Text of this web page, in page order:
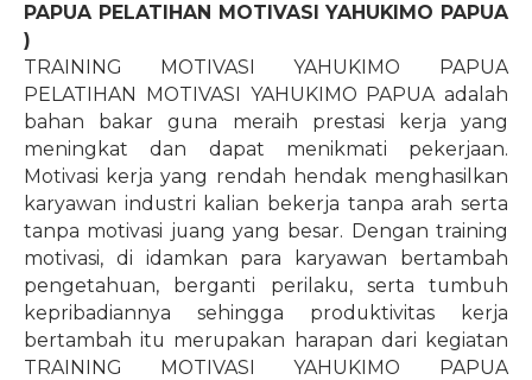
PAPUA PELATIHAN MOTIVASI YAHUKIMO PAPUA
)
TRAINING MOTIVASI YAHUKIMO PAPUA
PELATIHAN MOTIVASI YAHUKIMO PAPUA adalah
bahan bakar guna meraih prestasi kerja yang
meningkat dan dapat menikmati pekerjaan.
Motivasi kerja yang rendah hendak menghasilkan
karyawan industri kalian bekerja tanpa arah serta
tanpa motivasi juang yang besar. Dengan training
motivasi, di idamkan para karyawan bertambah
pengetahuan, berganti perilaku, serta tumbuh
kepribadiannya sehingga produktivitas kerja
bertambah itu merupakan harapan dari kegiatan
TRAINING MOTIVASI YAHUKIMO PAPUA